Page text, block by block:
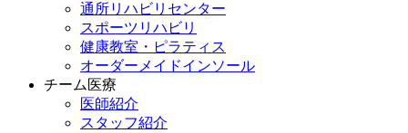
通所リハビリセンター
スポーツリハビリ
健康教室・ピラティス
オーダーメイドインソール
チーム医療
医師紹介
スタッフ紹介